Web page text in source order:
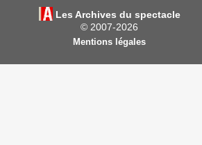
Les Archives du spectacle
© 2007-2026
Mentions légales